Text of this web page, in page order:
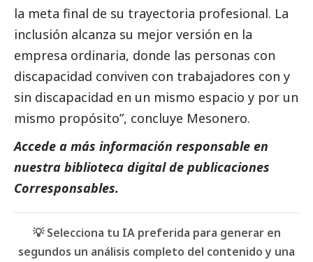
la meta final de su trayectoria profesional. La
inclusión alcanza su mejor versión en la
empresa ordinaria, donde las personas con
discapacidad conviven con trabajadores con y
sin discapacidad en un mismo espacio y por un
mismo propósito”, concluye Mesonero.
Accede a más información responsable en
nuestra biblioteca digital de publicaciones
Corresponsables.
💡 Selecciona tu IA preferida para generar en
segundos un análisis completo del contenido y una